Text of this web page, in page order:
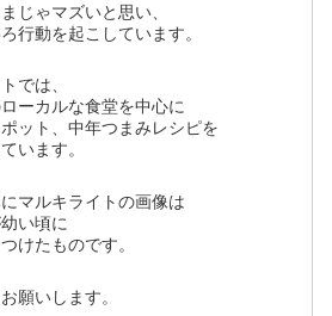
じゃマズいと思い、
行動を起こしています。
では、
ーカルな食堂を中心に
ット、中年つまみレシピを
います。
マルキライトの画像は
い頃に
けたものです。
願いします。